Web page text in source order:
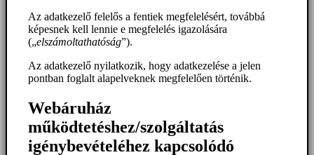
Az adatkezelő felelős a fentiek megfelelésért, továbbá
képesnek kell lennie e megfelelés igazolására
(„elszámoltathatóság”).
Az adatkezelő nyilatkozik, hogy adatkezelése a jelen
pontban foglalt alapelveknek megfelelően történik.
Webáruház
működtetéshez/szolgáltatás
igénybevételéhez kapcsolódó